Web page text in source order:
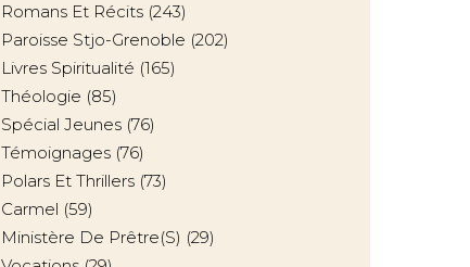
Romans Et Récits (243)
Paroisse Stjo-Grenoble (202)
Livres Spiritualité (165)
Théologie (85)
Spécial Jeunes (76)
Témoignages (76)
Polars Et Thrillers (73)
Carmel (59)
Ministère De Prêtre(s) (29)